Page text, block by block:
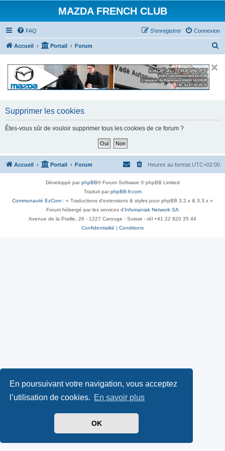
En poursuivant votre navigation, vous acceptez
l’utilisation de cookies. En savoir plus
OK
MAZDA FRENCH CLUB
FAQ Connexion
S’enregistrer
Accueil Portail Forum
Supprimer les cookies
Êtes-vous sûr de vouloir supprimer tous les cookies de ce forum ?
Accueil Portail Forum Heures au format UTC+02:00
Développé parphpBB® Forum Software © phpBB Limited
Traduit parphpBB-fr.com
Communauté EzCom : « Traductions d'extensions & styles pour phpBB 3.2.x & 3.3.x »
Forum hébergé par les services d’Infomaniak Network SA
Avenue de la Praille, 26 - 1227 Carouge - Suisse - tél +41 22 820 35 44
Confidentialité | Conditions